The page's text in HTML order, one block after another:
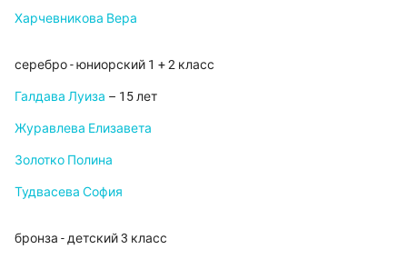
Харчевникова Вера
серебро - юниорский 1 + 2 класс
Галдава Луиза – 15 лет
Журавлева Елизавета
Золотко Полина
Тудвасева София
бронза - детский 3 класс